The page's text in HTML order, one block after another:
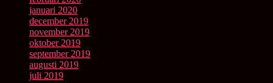
januari 2020
december 2019
november 2019
oktober 2019
september 2019
augusti 2019
juli 2019